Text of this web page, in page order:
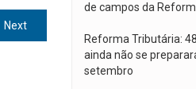
NextNext
post:
de campos da
Reforma Tributária:
ainda não se
setembro